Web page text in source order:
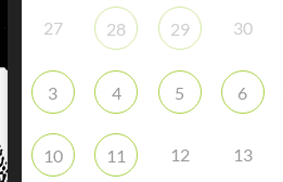
27 28 29 30
3 4 5 6
10 11 12 13